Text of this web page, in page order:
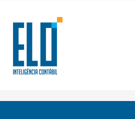
content